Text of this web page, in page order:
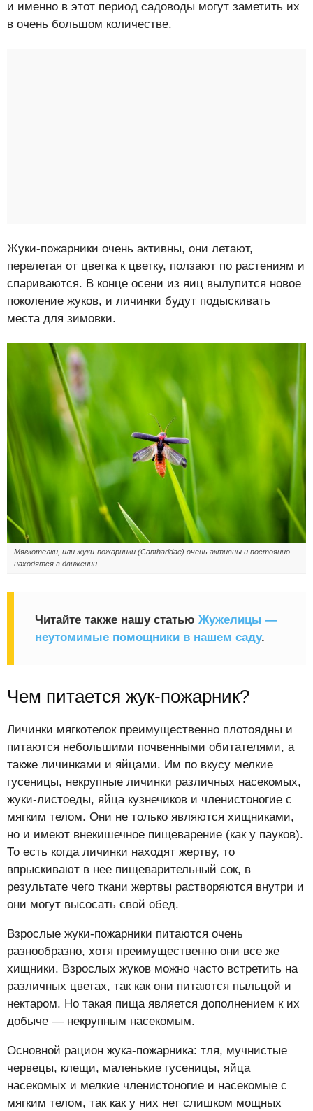
и именно в этот период садоводы могут заметить их
в очень большом количестве.
Жуки-пожарники очень активны, они летают,
перелетая от цветка к цветку, ползают по растениям и
спариваются. В конце осени из яиц вылупится новое
поколение жуков, и личинки будут подыскивать
места для зимовки.
Мягкотелки, или жуки-пожарники (Cantharidae) очень активны и постоянно
находятся в движении
Читайте также нашу статью Жужелицы —
неутомимые помощники в нашем саду.
Чем питается жук-пожарник?
Личинки мягкотелок преимущественно плотоядны и
питаются небольшими почвенными обитателями, а
также личинками и яйцами. Им по вкусу мелкие
гусеницы, некрупные личинки различных насекомых,
жуки-листоеды, яйца кузнечиков и членистоногие с
мягким телом. Они не только являются хищниками,
но и имеют внекишечное пищеварение (как у пауков).
То есть когда личинки находят жертву, то
впрыскивают в нее пищеварительный сок, в
результате чего ткани жертвы растворяются внутри и
они могут высосать свой обед.
Взрослые жуки-пожарники питаются очень
разнообразно, хотя преимущественно они все же
хищники. Взрослых жуков можно часто встретить на
различных цветах, так как они питаются пыльцой и
нектаром. Но такая пища является дополнением к их
добыче — некрупным насекомым.
Основной рацион жука-пожарника: тля, мучнистые
червецы, клещи, маленькие гусеницы, яйца
насекомых и мелкие членистоногие и насекомые с
мягким телом, так как у них нет слишком мощных